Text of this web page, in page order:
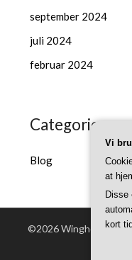
september 2024
juli 2024
februar 2024
Categories
Blog
©2026 Winghouse.dk|
Vi
at
kort